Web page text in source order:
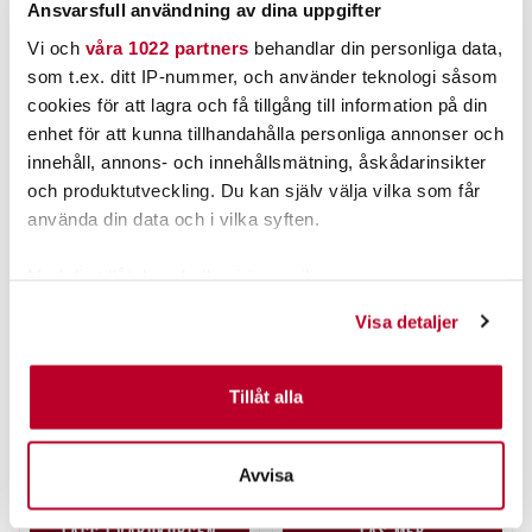
Ansvarsfull användning av dina uppgifter
Vi och våra 1022 partners behandlar din personliga data,
som t.ex. ditt IP-nummer, och använder teknologi såsom
cookies för att lagra och få tillgång till information på din
enhet för att kunna tillhandahålla personliga annonser och
innehåll, annons- och innehållsmätning, åskådarinsikter
och produktutveckling. Du kan själv välja vilka som får
använda din data och i vilka syften.
Identifiera din enhet genom att aktivt skanna den för
specifika kännetecken (fingeravtryck)
Ta reda på mer om hur dina personliga uppgifter
Du kan ändra eller dra tillbaka ditt samtycke när som
helst från cookie-förklaringen.
Visa detaljer
Tillåt alla
Avvisa
ANDRA TITTADE OCKSÅ PÅ
Nuvarande pris:
379,00 krTidigare pris:
379,00 kr
Net med gumminät Small
Nuvarande pris:
269,00 krTidigare pris:
269,00 kr